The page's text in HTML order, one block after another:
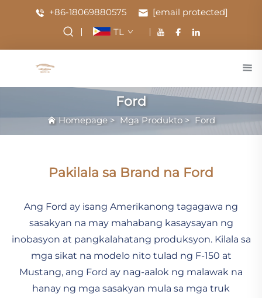
+86-18069880575
[email protected]
TL
Ford
Homepage> Mga Produkto> Ford
Pakilala sa Brand na Ford
Ang Ford ay isang Amerikanong tagagawa ng
sasakyan na may mahabang kasaysayan ng
inobasyon at pangkalahatang produksyon. Kilala sa
mga sikat na modelo nito tulad ng F-150 at
Mustang, ang Ford ay nag-aalok ng malawak na
hanay ng mga sasakyan mula sa mga truk